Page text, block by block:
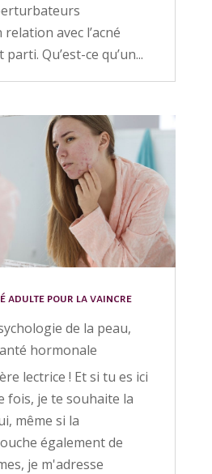
avec l’acné
Qu’est-ce qu’un...
adulte pour la vaincre
de la peau,
hormonale
lectrice ! Et si tu es ici
fois, je te souhaite la
même si la
également de
je m'adresse